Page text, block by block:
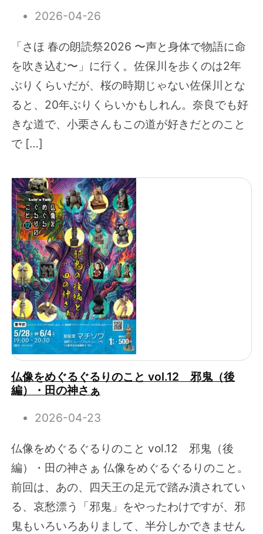
2026-04-26
「さほ 春の朗読祭2026 〜声と身体で物語に命
を吹き込む〜」に行く。佐保川を歩くのは2年
ぶりくらいだが、桜の時期じゃない佐保川とな
ると、20年ぶりくらいかもしれん。奈良でも好
きな道で、小栗さんもこの道が好きだとのこと
で […]
仏像をめぐるぐるりのこと vol.12 邪鬼（後
編）・田の神さぁ
2026-04-23
仏像をめぐるぐるりのこと vol.12 邪鬼（後
編）・田の神さぁ 仏像をめぐるぐるりのこと。
前回は、あの、四天王の足元で踏み潰されてい
る、哀愁漂う「邪鬼」をやったわけですが、邪
鬼もいろいろありまして、半分しかできません